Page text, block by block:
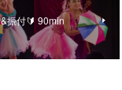
振付🔰 90min